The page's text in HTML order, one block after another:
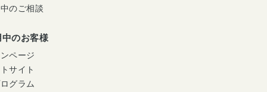
のご相談
のお客様
ページ
サイト
グラム